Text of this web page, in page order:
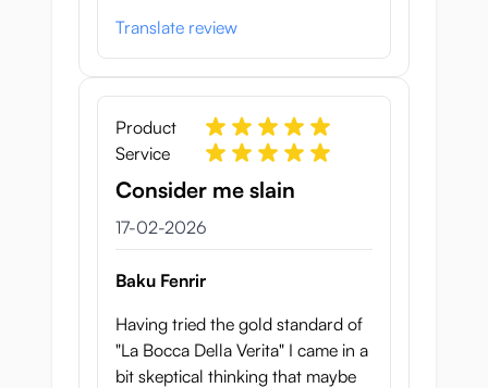
Translate review
Product
Service
Consider me slain
17 februari 2026
17-02-2026
Baku Fenrir
Having tried the gold standard of
"La Bocca Della Verita" I came in a
bit skeptical thinking that maybe